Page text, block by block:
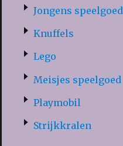
Jongens speelgoed
Knuffels
Lego
Meisjes speelgoed
Playmobil
Strijkkralen